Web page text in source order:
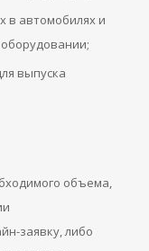
в автомобилях и
выпуска
объема,
заявку, либо